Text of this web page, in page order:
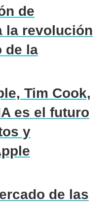
de
la revolución
de la
Tim Cook,
es el futuro
y
de las